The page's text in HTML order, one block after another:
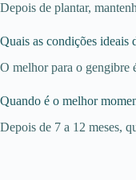
Depois de plantar,
Quais as condições ideais
O melhor para o gengibre
Quando é o melhor
Depois de 7 a 12 meses,